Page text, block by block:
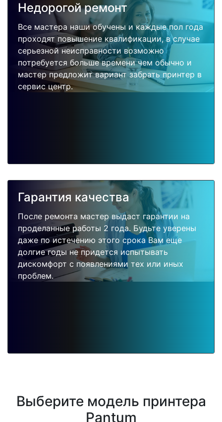
Недорогой ремонт
Все мастера наши обучены и каждые пол года
проходят повышение квалификации, в случае
серьезной неисправности возможно
потребуется больше времени чем обычно и
мастер предложит вариант забрать принтер в
сервис центр.
Гарантия качества
После ремонта мастер выдаст гарантии на
проделанные работы 2 года. Будьте уверены
даже по истечению этого срока Вам еще
долгие годы не придется испытывать
дискомфорт с появлениями тех или иных
проблем.
Выберите модель принтера
Pantum